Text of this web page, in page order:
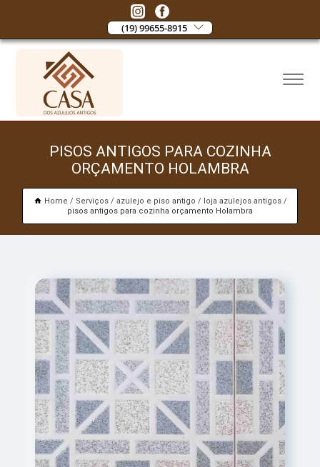
(19) 99655-8915
PISOS ANTIGOS PARA COZINHA
ORÇAMENTO HOLAMBRA
Home Serviços azulejo e piso antigo
loja azulejos antigos
pisos antigos para cozinha orçamento Holambra